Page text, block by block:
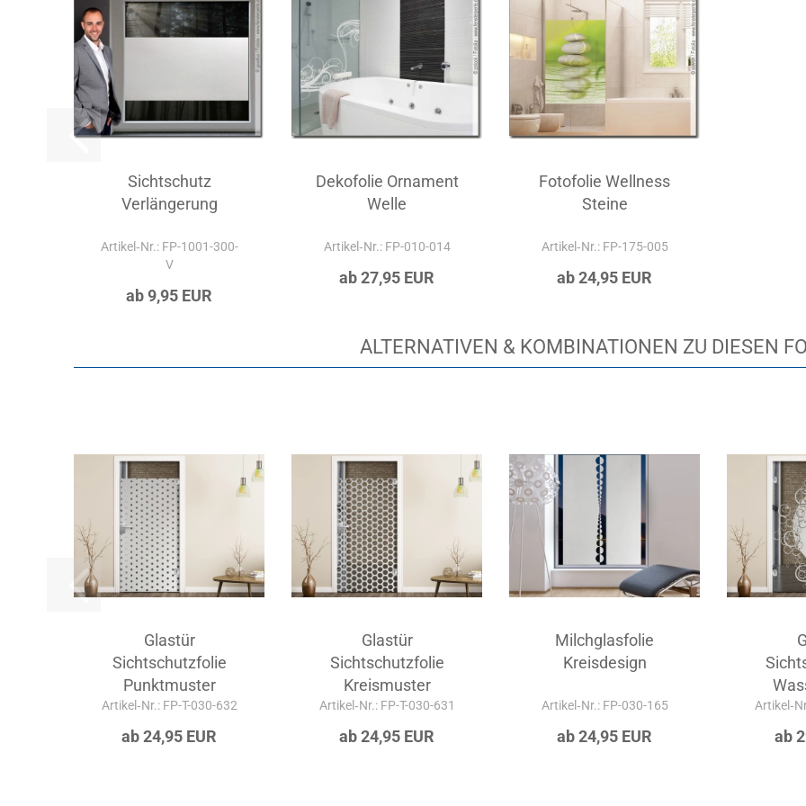
Sichtschutz
Verlängerung
Artikel‑Nr.: FP-1001-300-
V
ab 9,95 EUR
Dekofolie Ornament
Welle
Artikel‑Nr.: FP-010-014
ab 27,95 EUR
Fotofolie Wellness
Steine
Artikel‑Nr.: FP-175-005
ab 24,95 EUR
ALTERNATIVEN & KOMBINATIONEN ZU DIESEN
Glastür
Sichtschutzfolie
Punktmuster
Artikel‑Nr.: FP-T-030-632
ab 24,95 EUR
Glastür
Sichtschutzfolie
Kreismuster
Artikel‑Nr.: FP-T-030-631
ab 24,95 EUR
Milchglasfolie
Kreisdesign
Artikel‑Nr.: FP-030-165
ab 24,95 EUR ab